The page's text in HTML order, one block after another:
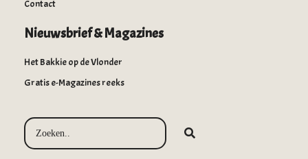
Contact
Nieuwsbrief & Magazines
Het Bakkie op de Vlonder
Gratis e-Magazines reeks